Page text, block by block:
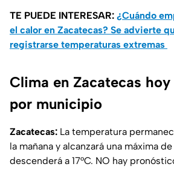
TE PUEDE INTERESAR: ¿Cuándo
el calor en Zacatecas? Se advierte
registrarse temperaturas extremas
Clima en Zacatecas
por municipio
Zacatecas: La temperatura
la mañana y alcanzará una máxima
descenderá a 17°C. NO hay